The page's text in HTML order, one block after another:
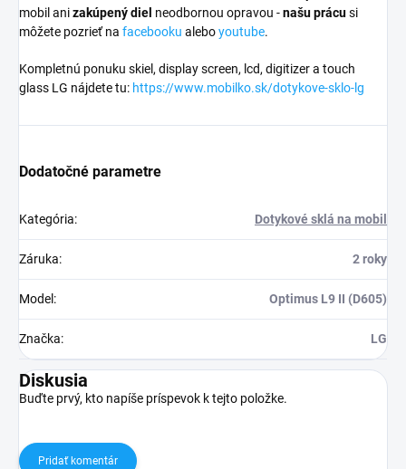
mobil anizakúpený diel neodbornou opravou -našu prácusi
môžete pozrieť na facebooku aleboyoutube.
Kompletnú ponuku skiel, display screen, lcd, digitizer a touch
glass LG nájdete tu: https://www.mobilko.sk/dotykove-sklo-lg
Dodatočné parametre
Kategória: Dotykové sklá na mobil
Záruka: 2 roky
Model : Optimus L9 II (D605)
Značka: LG
Diskusia
Buďte prvý, kto napíše príspevok k tejto položke.
Pridať komentár